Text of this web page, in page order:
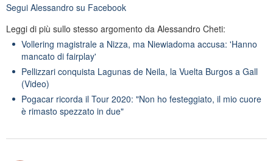
Segui Alessandro su Facebook
Leggi di più sullo stesso argomento da Alessandro Cheti:
Vollering magistrale a Nizza, ma Niewiadoma accusa: 'Hanno
mancato di fairplay'
Pellizzari conquista Lagunas de Neila, la Vuelta Burgos a Gall
(Video)
Pogacar ricorda il Tour 2020: "Non ho festeggiato, il mio cuore
è rimasto spezzato in due"